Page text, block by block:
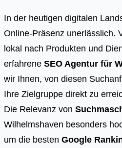
In der heutigen digitalen
Online-Präsenz unerlässlich.
lokal nach Produkten und
erfahrene SEO Agentur für
wir Ihnen, von diesen
Ihre Zielgruppe direkt zu
Die Relevanz von
Wilhelmshaven besonders
um die besten Google